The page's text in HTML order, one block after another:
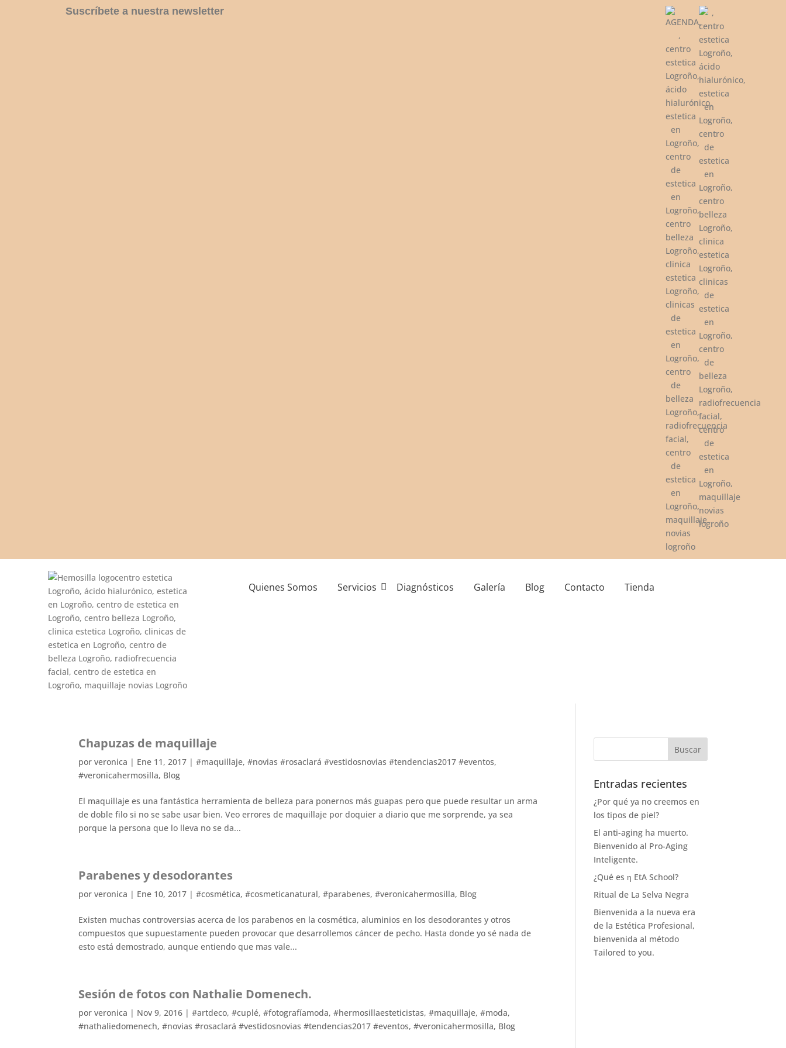
Suscríbete a nuestra newsletter
Quienes Somos Servicios Diagnósticos Galería Blog Contacto Tienda
Chapuzas de maquillaje
porveronica | Ene 11, 2017 |#maquillaje,#novias #rosaclará #vestidosnovias #tendencias2017 #eventos,
#veronicahermosilla, Blog
El maquillaje es una fantástica herramienta de belleza para ponernos más guapas pero que puede resultar un arma
de doble filo si no se sabe usar bien. Veo errores de maquillaje por doquier a diario que me sorprende, ya sea
porque la persona que lo lleva no se da...
Parabenes y desodorantes
porveronica | Ene 10, 2017 |#cosmética,#cosmeticanatural,#parabenes,#veronicahermosilla, Blog
Existen muchas controversias acerca de los parabenos en la cosmética, aluminios en los desodorantes y otros
compuestos que supuestamente pueden provocar que desarrollemos cáncer de pecho. Hasta donde yo sé nada de
esto está demostrado, aunque entiendo que mas vale...
Sesión de fotos con Nathalie Domenech.
porveronica | Nov 9, 2016 |#artdeco,#cuplé,#fotografíamoda,#hermosillaesteticistas,#maquillaje,#moda,
#nathaliedomenech,#novias #rosaclará #vestidosnovias #tendencias2017 #eventos,#veronicahermosilla, Blog
Entradas recientes
¿Por qué ya no creemos en
los tipos de piel?
El anti-aging ha muerto.
Bienvenido al Pro-Aging
Inteligente.
¿Qué es η EtA School?
Ritual de La Selva Negra
Bienvenida a la nueva era
de la Estética Profesional,
bienvenida al método
Tailored to you.